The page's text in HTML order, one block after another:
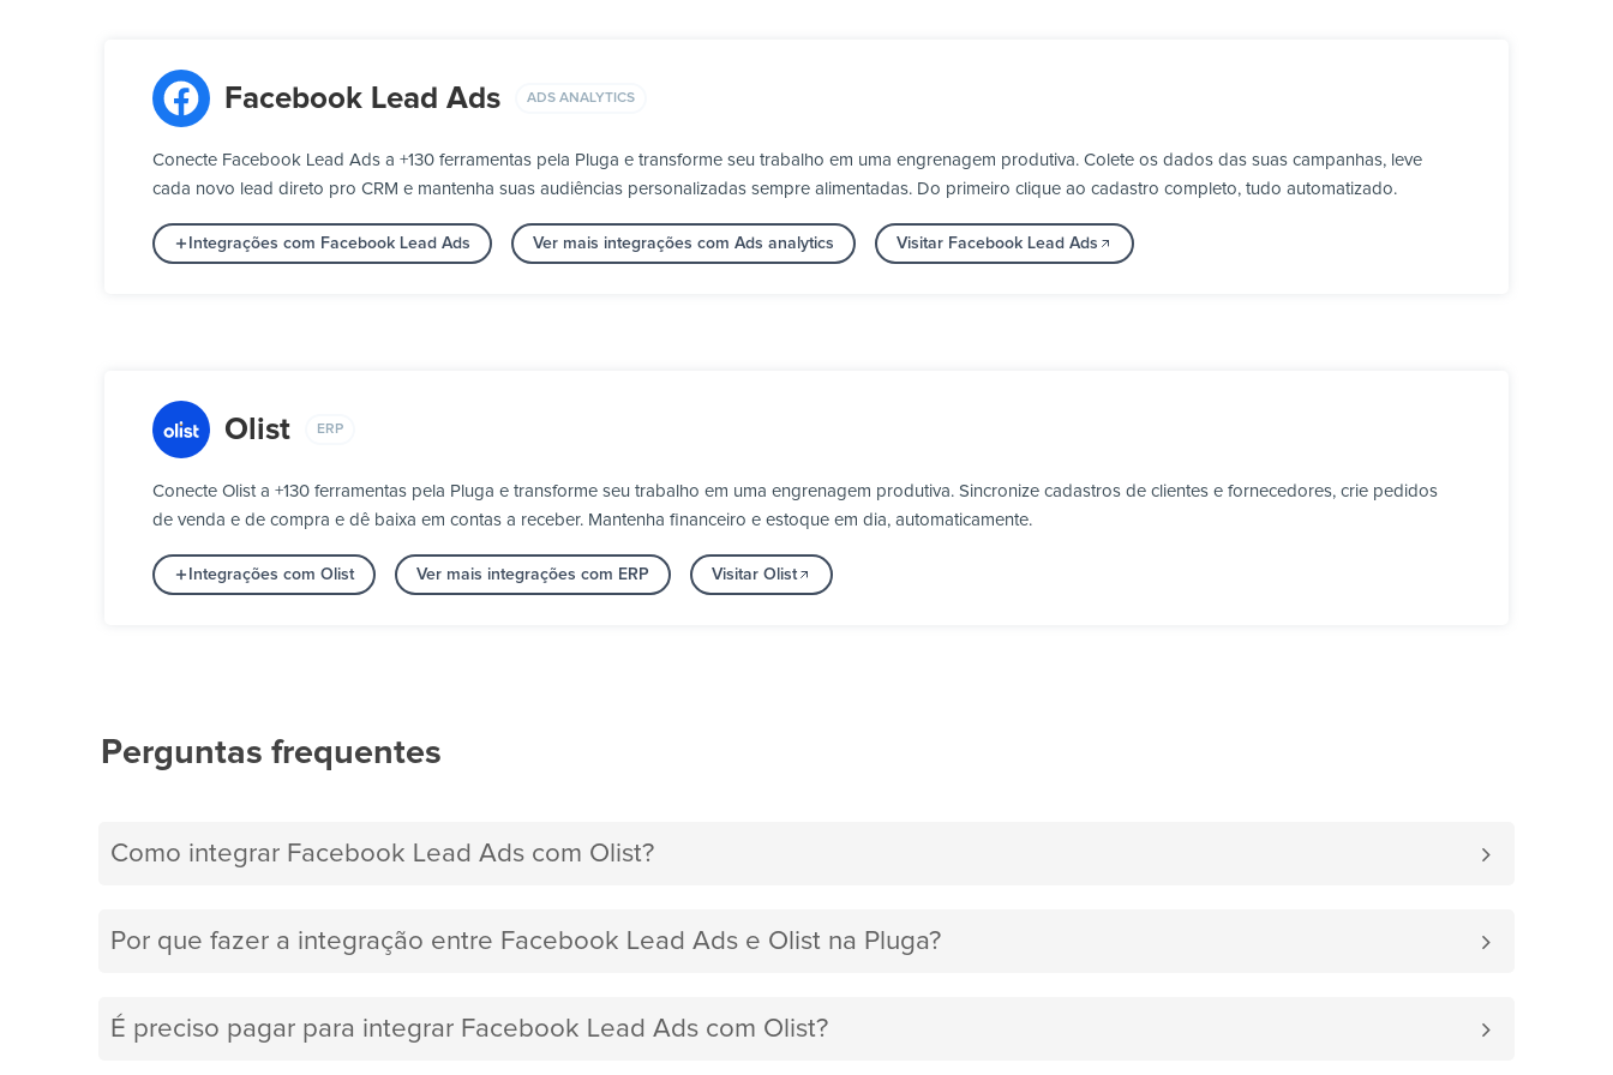
Facebook Lead Ads ADS ANALYTICS
Conecte Facebook Lead Ads a +130 ferramentas pela Pluga e transforme seu trabalho em uma engrenagem produtiva. Colete os dados das suas campanhas, leve
cada novo lead direto pro CRM e mantenha suas audiências personalizadas sempre alimentadas. Do primeiro clique ao cadastro completo, tudo automatizado.
Integrações com Facebook Lead Ads Ver mais integrações com Ads analytics Visitar Facebook Lead Ads
Olist ERP
Conecte Olist a +130 ferramentas pela Pluga e transforme seu trabalho em uma engrenagem produtiva. Sincronize cadastros de clientes e fornecedores, crie pedidos
de venda e de compra e dê baixa em contas a receber. Mantenha financeiro e estoque em dia, automaticamente.
Integrações com Olist Ver mais integrações com ERP Visitar Olist
Perguntas frequentes
Como integrar Facebook Lead Ads com Olist?
Por que fazer a integração entre Facebook Lead Ads e Olist na Pluga?
É preciso pagar para integrar Facebook Lead Ads com Olist?